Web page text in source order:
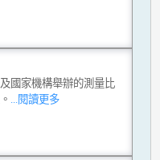
國家機構舉辦的測量比
...閱讀更多